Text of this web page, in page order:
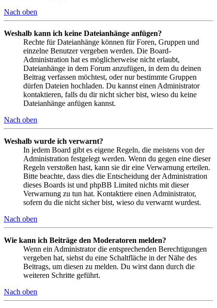
Nach oben
Weshalb kann ich keine Dateianhänge anfügen?
Rechte für Dateianhänge können für Foren, Gruppen und
einzelne Benutzer vergeben werden. Die Board-
Administration hat es möglicherweise nicht erlaubt,
Dateianhänge in dem Forum anzufügen, in dem du deinen
Beitrag verfassen möchtest, oder nur bestimmte Gruppen
dürfen Dateien hochladen. Du kannst einen Administrator
kontaktieren, falls du dir nicht sicher bist, wieso du keine
Dateianhänge anfügen kannst.
Nach oben
Weshalb wurde ich verwarnt?
In jedem Board gibt es eigene Regeln, die meistens von der
Administration festgelegt werden. Wenn du gegen eine dieser
Regeln verstoßen hast, kann sie dir eine Verwarnung erteilen.
Bitte beachte, dass dies die Entscheidung der Administration
dieses Boards ist und phpBB Limited nichts mit dieser
Verwarnung zu tun hat. Kontaktiere einen Administrator,
sofern du die nicht sicher bist, wieso du verwarnt wurdest.
Nach oben
Wie kann ich Beiträge den Moderatoren melden?
Wenn ein Administrator die entsprechenden Berechtigungen
vergeben hat, siehst du eine Schaltfläche in der Nähe des
Beitrags, um diesen zu melden. Du wirst dann durch die
weiteren Schritte geführt.
Nach oben